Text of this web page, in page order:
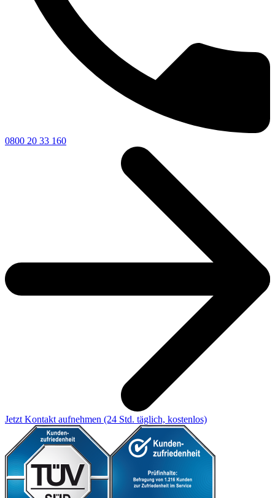
0800 20 33 160
Jetzt Kontakt aufnehmen (24 Std. täglich, kostenlos)